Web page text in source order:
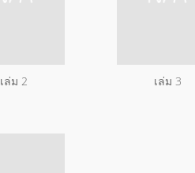
เล่ม 2 เล่ม 3